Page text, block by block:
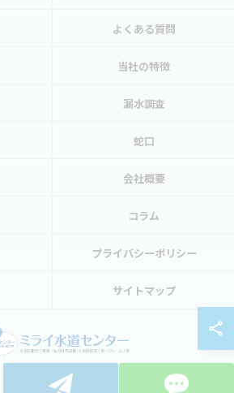
よくある質問
当社の特徴
漏水調査
蛇口
会社概要
コラム
プライバシーポリシー
サイトマップ